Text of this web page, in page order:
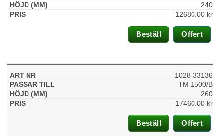
240
12680.00 kr
Beställ Offert
1028-33136
TM 1500/B
260
17460.00 kr
Beställ Offert